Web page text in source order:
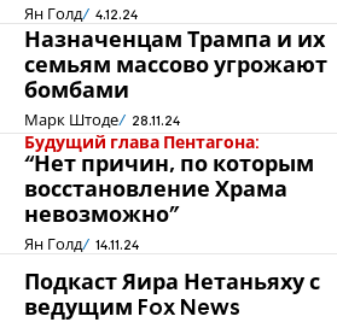
Ян Голд 4.12.24
Назначенцам Трампа и их
семьям массово угрожают
бомбами
Марк Штоде 28.11.24
Будущий глава Пентагона:
“Нет причин, по которым
восстановление Храма
невозможно”
Ян Голд 14.11.24
Подкаст Яира Нетаньяху с
ведущим Fox News